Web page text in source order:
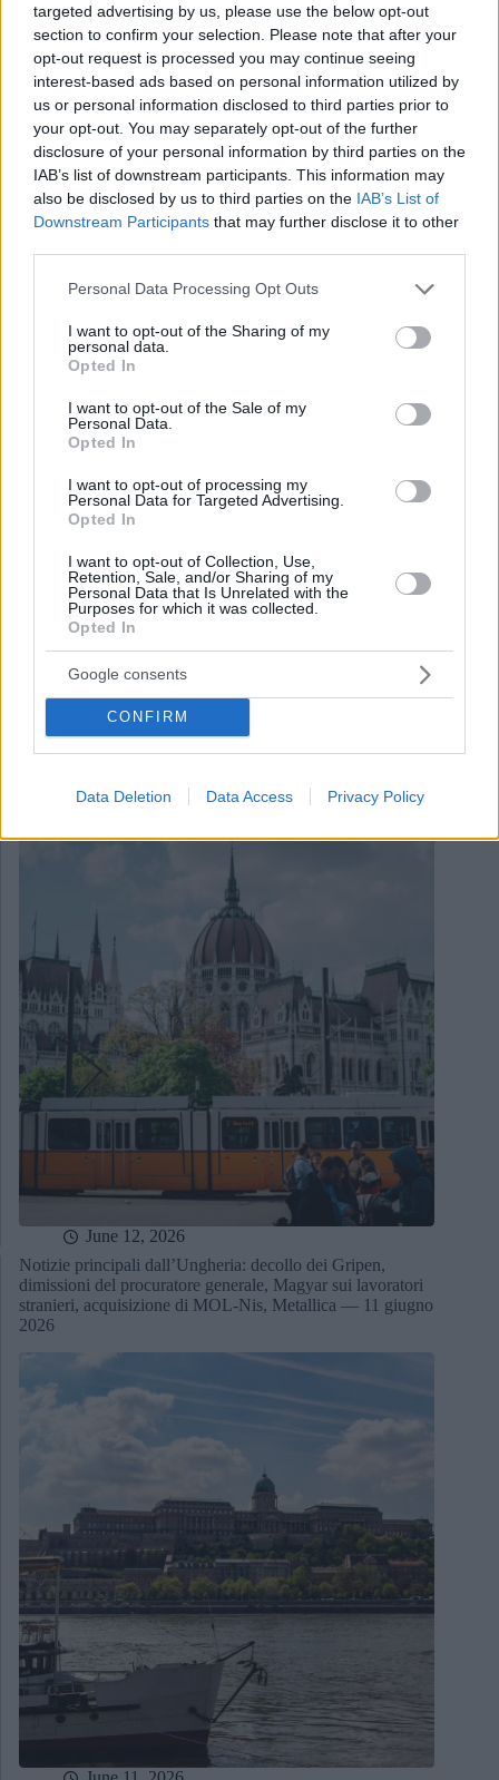
targeted advertising by us, please use the below opt-out
section to confirm your selection. Please note that after your
opt-out request is processed you may continue seeing
interest-based ads based on personal information utilized by
us or personal information disclosed to third parties prior to
your opt-out. You may separately opt-out of the further
disclosure of your personal information by third parties on the
IAB’s list of downstream participants. This information may
also be disclosed by us to third parties on the IAB’s List of
Downstream Participants that may further disclose it to other
Please note that this website/app uses one or more Google
not limited to your visit or usage behaviour. You may click to
grant or deny consent to Google and its third-party tags to
use your data for below specified purposes in below Google
consent section.
Personal Data Processing Opt Outs
I want to opt-out of the Sharing of my
personal data.
Opted In
I want to opt-out of the Sale of my
Personal Data.
Opted In
I want to opt-out of processing my
Personal Data for Targeted Advertising.
Opted In
I want to opt-out of Collection, Use,
Retention, Sale, and/or Sharing of my
Personal Data that Is Unrelated with the
Purposes for which it was collected.
Opted In
Google consents
CONFIRM
Data Deletion Data Access Privacy Policy
June 14, 2026
Cosa sta succedendo in Ungheria? È arrivato l’ultimo
June 13, 2026
Notizie principali dall’Ungheria: Stranieri morti in un
incidente, carte d’identità, forint al massimo degli ultimi 4,5
June 12, 2026
Notizie principali dall’Ungheria: decollo dei Gripen,
dimissioni del procuratore generale, Magyar sui lavoratori
stranieri, acquisizione di MOL-Nis, Metallica — 11 giugno
2026